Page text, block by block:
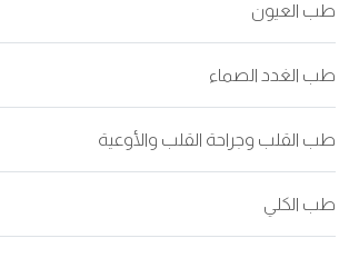
طب العيون
طب الغدد الصماء
طب القلب وجراحة القلب والأوعية
طب الكلي